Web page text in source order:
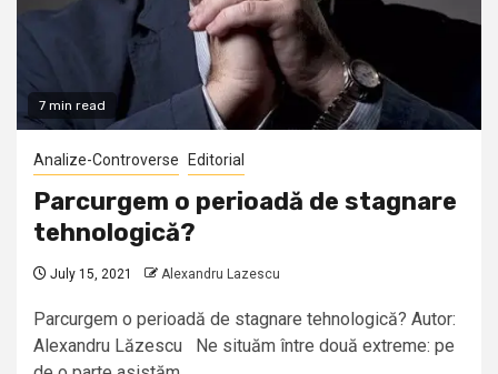
7 min read
Analize-Controverse Editorial
Parcurgem o perioadă de stagnare
tehnologică?
July 15, 2021 Alexandru Lazescu
Parcurgem o perioadă de stagnare tehnologică? Autor:
Alexandru Lăzescu Ne situăm între două extreme: pe